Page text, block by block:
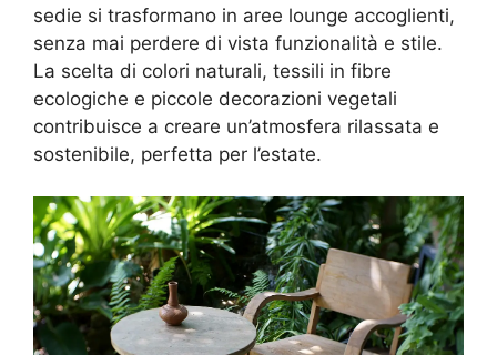
sedie si trasformano in aree lounge accoglienti,
senza mai perdere di vista funzionalità e stile.
La scelta di colori naturali, tessili in fibre
ecologiche e piccole decorazioni vegetali
contribuisce a creare un’atmosfera rilassata e
sostenibile, perfetta per l’estate.